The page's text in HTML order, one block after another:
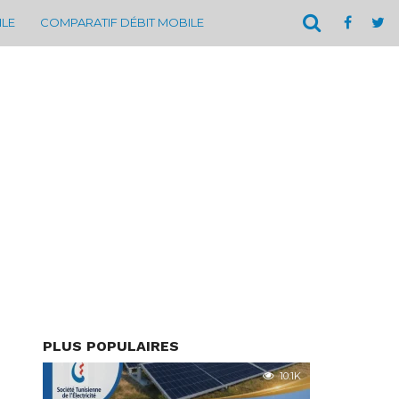
COMPARATIF DÉBIT MOBILE
PLUS POPULAIRES
10.1K